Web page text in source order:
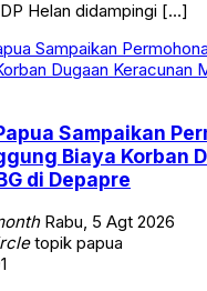
Helan didampingi […]
Sampaikan
Biaya Korban
di Depapre
Rabu, 5 Agt 2026
topik papua